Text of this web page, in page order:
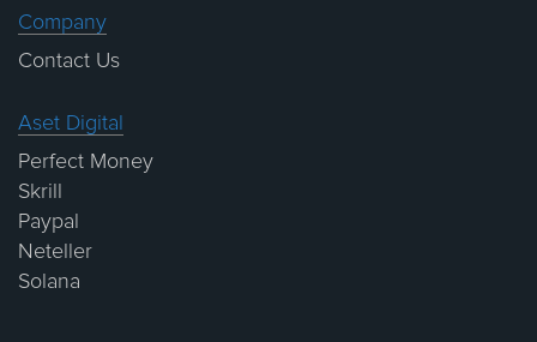
Company
Contact Us
Aset Digital
Perfect Money
Skrill
Paypal
Neteller
Solana